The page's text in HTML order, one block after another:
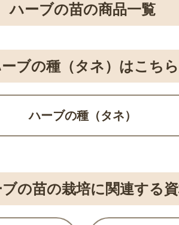
ハーブの苗の商品一覧
ブの種（タネ）はこちら
ハーブの種（タネ）
の苗の栽培に関連する